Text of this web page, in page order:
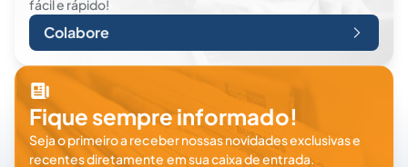
fácil e rápido!
Colabore
Fique sempre informado!
Seja o primeiro a receber nossas novidades exclusivas e
recentes diretamente em sua caixa de entrada.